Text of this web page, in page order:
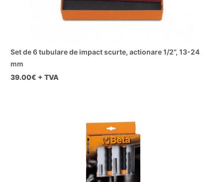
Set de 6 tubulare de impact scurte, actionare 1/2”, 13-24
mm
39.00€ + TVA